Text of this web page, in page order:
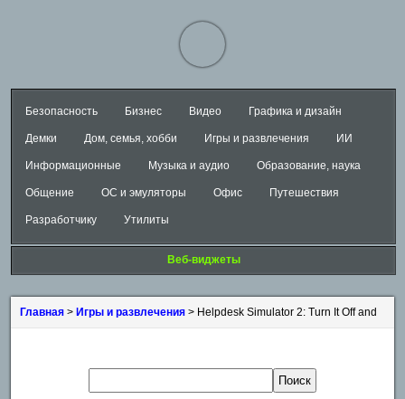
Безопасность Бизнес Видео Графика и дизайн
Демки Дом, семья, хобби Игры и развлечения ИИ
Информационные Музыка и аудио Образование, наука
Общение ОС и эмуляторы Офис Путешествия
Разработчику Утилиты
Веб-виджеты
Главная > Игры и развлечения > Helpdesk Simulator 2: Turn It Off and